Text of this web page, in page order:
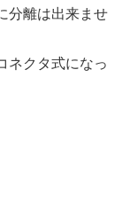
分離は出来ませ
ネクタ式になっ